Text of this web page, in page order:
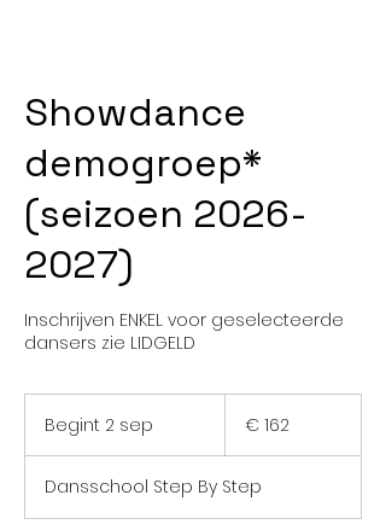
Showdance
demogroep*
(seizoen 2026-
2027)
Inschrijven ENKEL voor geselecteerde
dansers zie LIDGELD
Begint 2 sep
i
n
€ 162
Dansschool Step By Step